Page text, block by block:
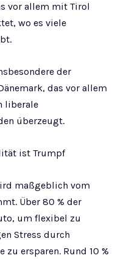
vor allem mit Tirol
wo es viele
der
das vor allem
liberale
überzeugt.
ist Trumpf
maßgeblich vom
Über 80 % der
um flexibel zu
Stress durch
zu ersparen. Rund 10 %